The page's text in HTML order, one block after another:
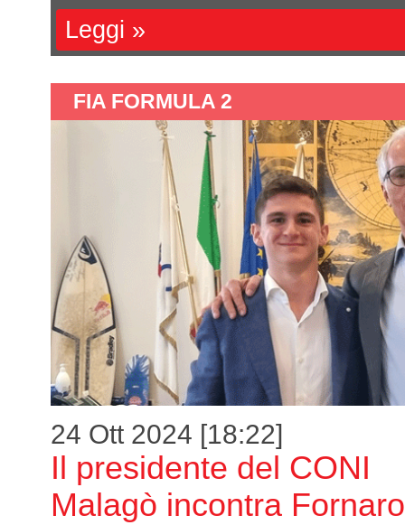
Leggi »
FIA FORMULA 2
24 Ott 2024 [18:22]
Il presidente del CONI
Malagò incontra